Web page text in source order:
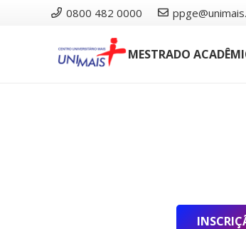
0800 482 0000
MESTRADO